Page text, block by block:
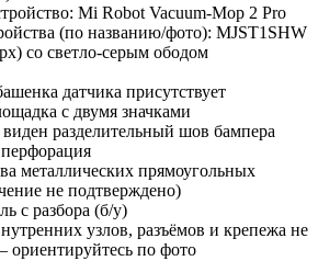
Mi Robot Vacuum‑Mop 2 Pro
(по названию/фото): MJST1SHW
со светло‑серым ободом
датчика присутствует
с двумя значками
виден разделительный шов бампера
металлических прямоугольных
не подтверждено)
с разбора (б/у)
узлов, разъёмов и крепежа не
ориентируйтесь по фото